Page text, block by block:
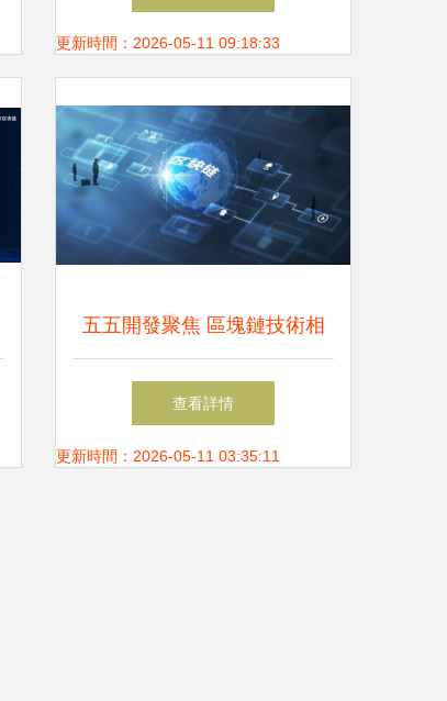
更新時間：2026-05-11 09:18:33
五五開發聚焦 區塊鏈技術相
關軟件的最新動態與市場演進
查看詳情
更新時間：2026-05-11 03:35:11